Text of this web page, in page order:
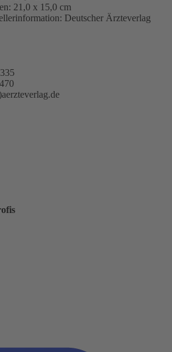
21,0 x 15,0 cm
Deutscher Ärzteverlag